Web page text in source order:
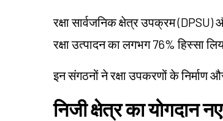
रक्षा सार्वजनिक क्षेत्र उपक्रम
रक्षा उत्पादन का लगभग 76% हिस्सा
इन संगठनों ने रक्षा उपकरणों के निर्माण
निजी क्षेत्र का योगदान